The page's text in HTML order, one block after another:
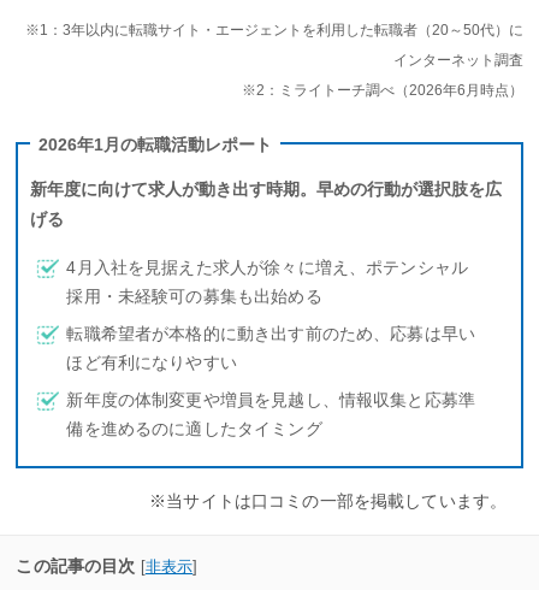
※1：3年以内に転職サイト・エージェントを利用した転職者（20～50代）に
インターネット調査
※2：ミライトーチ調べ（2026年6月時点）
2026年1月の転職活動レポート
新年度に向けて求人が動き出す時期。早めの行動が選択肢を広
げる
4月入社を見据えた求人が徐々に増え、ポテンシャル
採用・未経験可の募集も出始める
転職希望者が本格的に動き出す前のため、応募は早い
ほど有利になりやすい
新年度の体制変更や増員を見越し、情報収集と応募準
備を進めるのに適したタイミング
※当サイトは口コミの一部を掲載しています。
この記事の目次 [非表示]